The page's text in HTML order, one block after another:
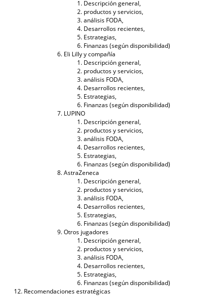
Descripción general,
productos y servicios,
análisis FODA,
Desarrollos recientes,
Estrategias,
Finanzas (según disponibilidad)
Eli Lilly y compañía
Descripción general,
productos y servicios,
análisis FODA,
Desarrollos recientes,
Estrategias,
Finanzas (según disponibilidad)
LUPINO
Descripción general,
productos y servicios,
análisis FODA,
Desarrollos recientes,
Estrategias,
Finanzas (según disponibilidad)
AstraZeneca
Descripción general,
productos y servicios,
análisis FODA,
Desarrollos recientes,
Estrategias,
Finanzas (según disponibilidad)
Otros jugadores
Descripción general,
productos y servicios,
análisis FODA,
Desarrollos recientes,
Estrategias,
Finanzas (según disponibilidad)
Recomendaciones estratégicas